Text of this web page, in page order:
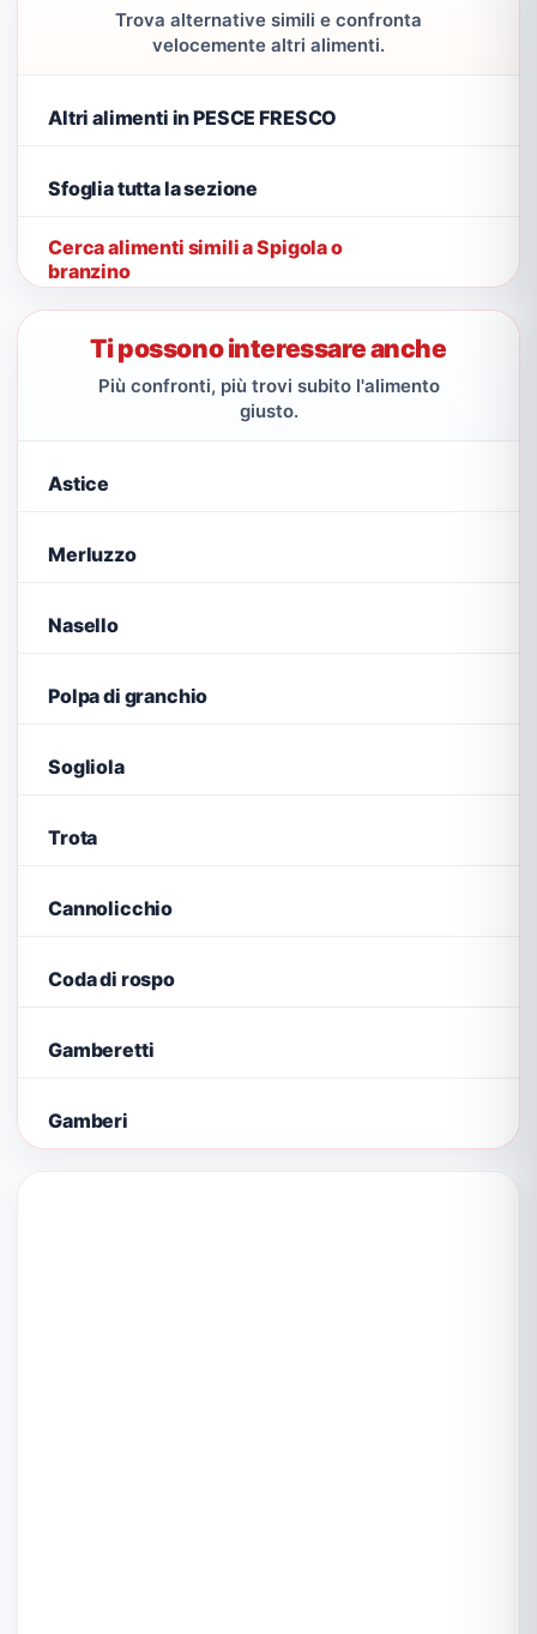
Trova alternative simili e confronta
velocemente altri alimenti.
Altri alimenti in PESCE FRESCO
Sfoglia tutta la sezione
Cerca alimenti simili a Spigola o
branzino
Ti possono interessare anche
Più confronti, più trovi subito l'alimento
giusto.
Astice
Merluzzo
Nasello
Polpa di granchio
Sogliola
Trota
Cannolicchio
Coda di rospo
Gamberetti
Gamberi